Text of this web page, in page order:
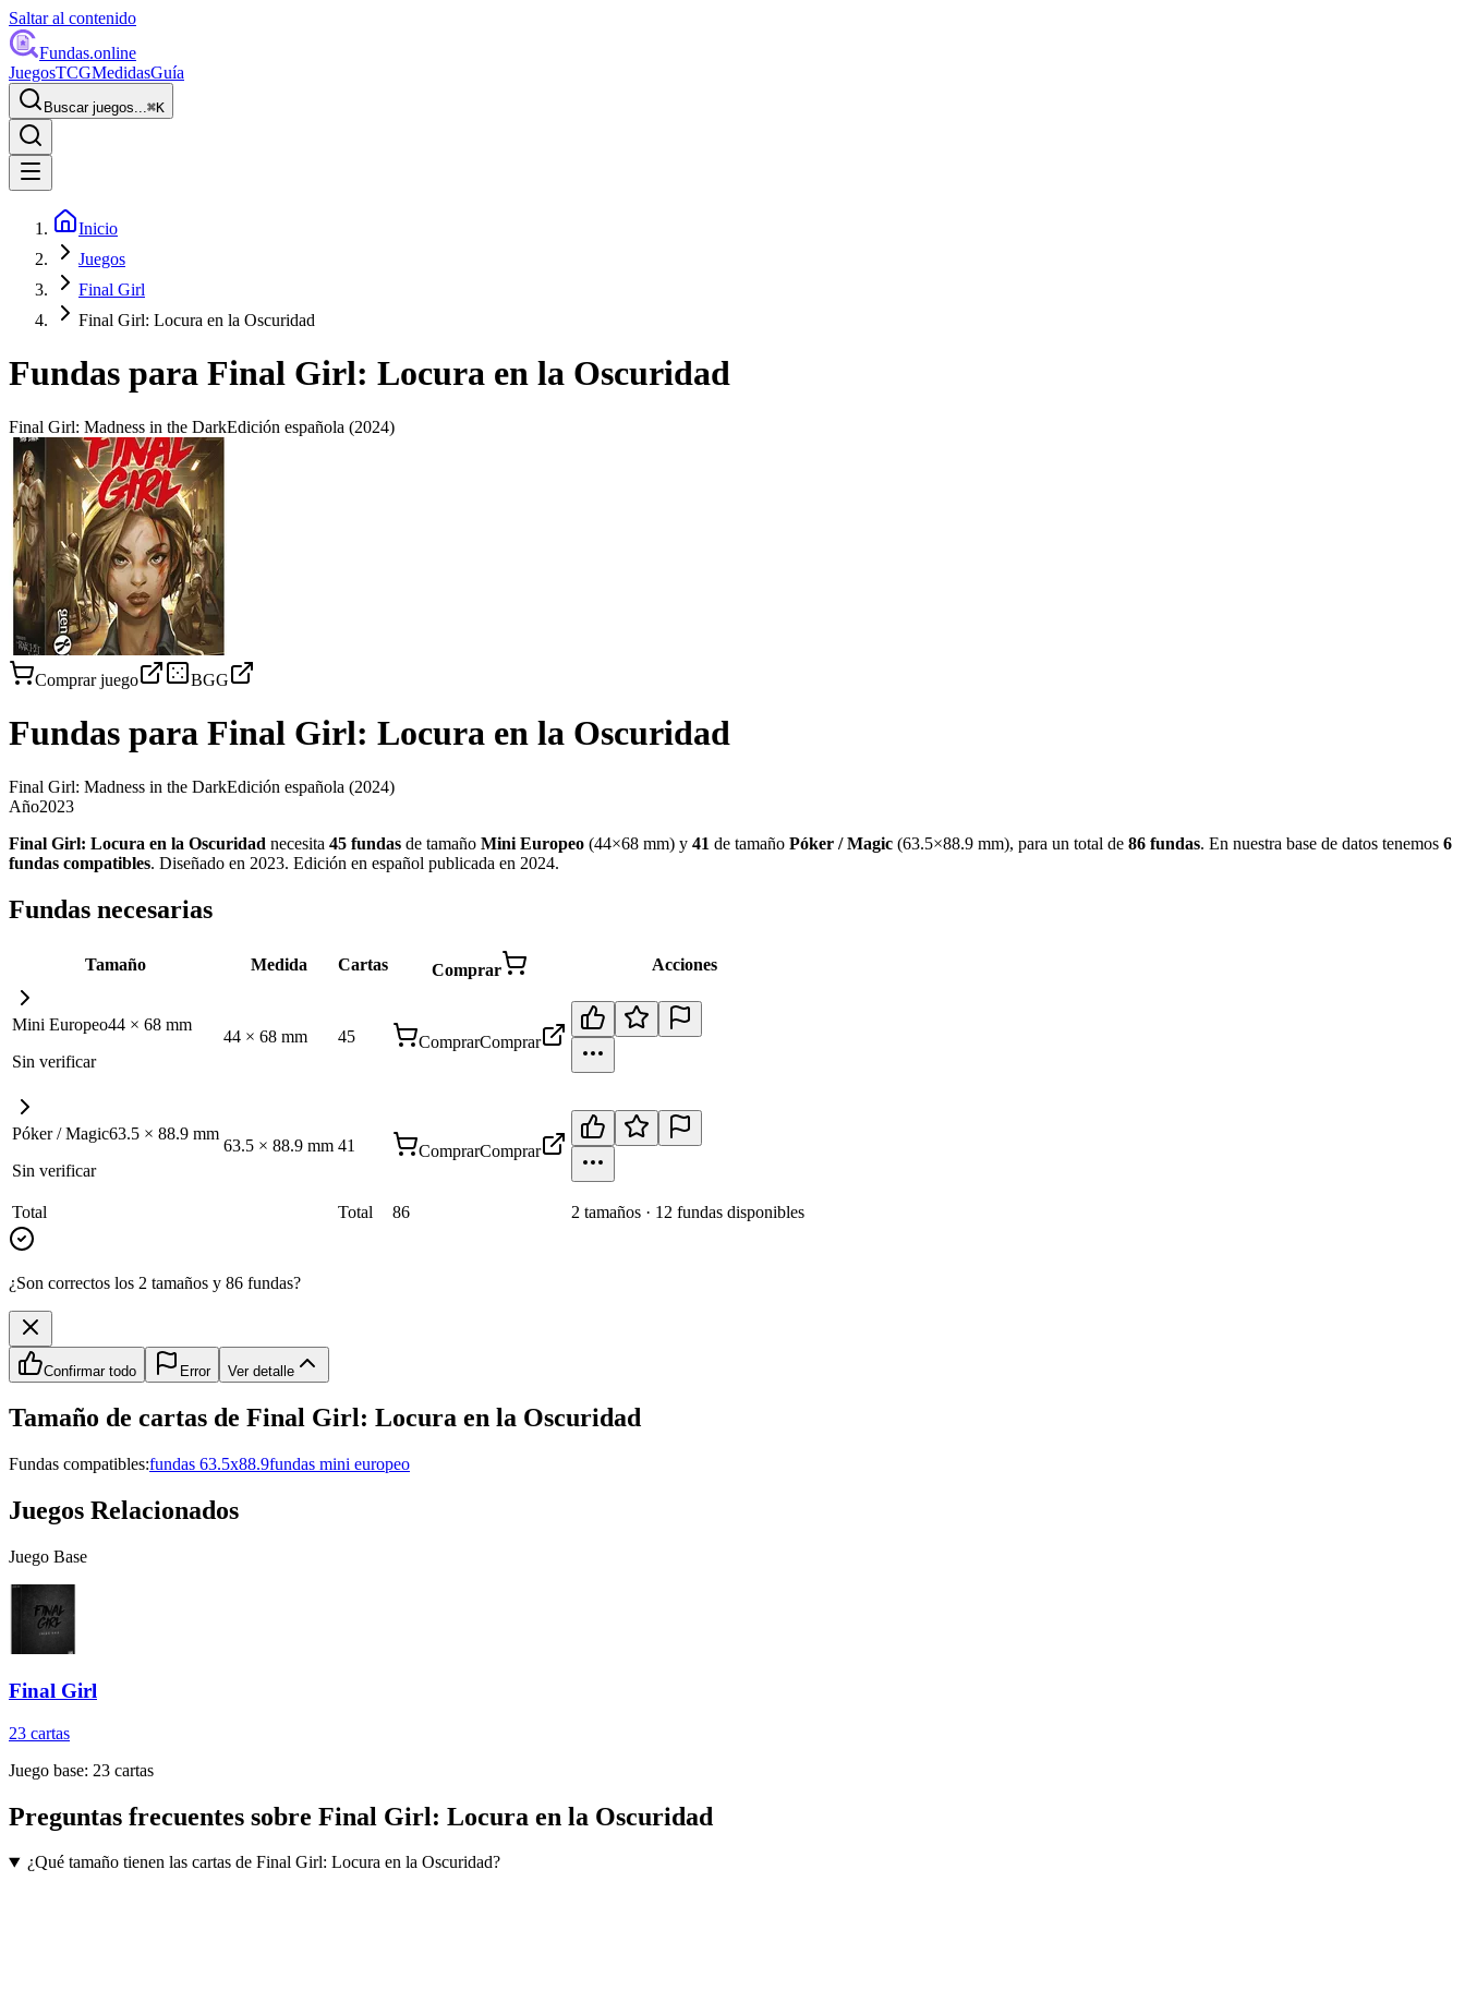
Saltar al contenido
Fundas.online
JuegosTCGMedidasGuía
Buscar juegos...⌘K
Inicio
Juegos
Final Girl
Final Girl: Locura en la Oscuridad
Fundas para Final Girl: Locura en la Oscuridad
Final Girl: Madness in the DarkEdición española (2024)
Comprar juego BGG
Fundas para Final Girl: Locura en la Oscuridad
Final Girl: Madness in the DarkEdición española (2024)
Año2023
Final Girl: Locura en la Oscuridad necesita 45 fundas de tamaño Mini Europeo (44×68 mm) y 41 de tamaño Póker / Magic (63.5×88.9 mm), para un total de 86 fundas. En nuestra base de datos tenemos 6
fundas compatibles. Diseñado en 2023. Edición en español publicada en 2024.
Fundas necesarias
Tamaño Medida Cartas Comprar Acciones
Mini Europeo44 × 68 mm
Sin verificar
44 × 68 mm 45 ComprarComprar
Póker / Magic63.5 × 88.9 mm
Sin verificar
63.5 × 88.9 mm 41 ComprarComprar
Total Total 86 2 tamaños · 12 fundas disponibles
¿Son correctos los 2 tamaños y 86 fundas?
Confirmar todo Error Ver detalle
Tamaño de cartas de Final Girl: Locura en la Oscuridad
Fundas compatibles:fundas 63.5x88.9fundas mini europeo
Juegos Relacionados
Juego Base
Final Girl
23 cartas
Juego base: 23 cartas
Preguntas frecuentes sobre Final Girl: Locura en la Oscuridad
¿Qué tamaño tienen las cartas de Final Girl: Locura en la Oscuridad?